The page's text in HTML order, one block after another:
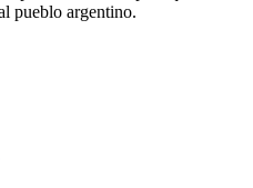
pueblo argentino.